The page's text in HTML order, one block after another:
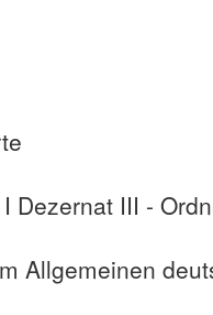
Dezernat III -
Allgemeinen